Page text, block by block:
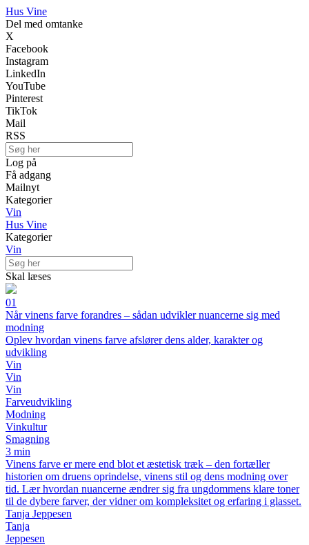
Hus Vine
Del med omtanke
X
Facebook
Instagram
LinkedIn
YouTube
Pinterest
TikTok
Mail
RSS
Log på
Få adgang
Mailnyt
Kategorier
Vin
Hus Vine
Kategorier
Vin
Skal læses
01
Når vinens farve forandres – sådan udvikler nuancerne sig med
modning
Oplev hvordan vinens farve afslører dens alder, karakter og
udvikling
Vin
Vin
Vin
Farveudvikling
Modning
Vinkultur
Smagning
3 min
Vinens farve er mere end blot et æstetisk træk – den fortæller
historien om druens oprindelse, vinens stil og dens modning over
tid. Lær hvordan nuancerne ændrer sig fra ungdommens klare toner
til de dybere farver, der vidner om kompleksitet og erfaring i glasset.
Tanja Jeppesen
Tanja
Jeppesen